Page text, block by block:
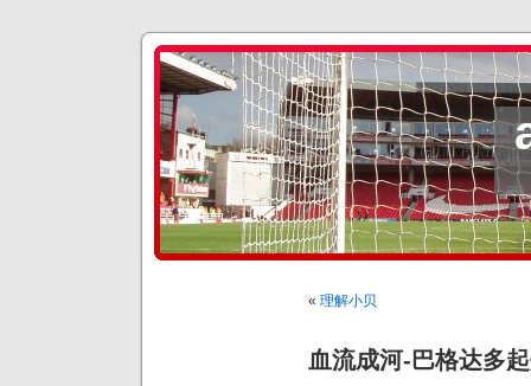
« 理解小贝
血流成河-巴格达多